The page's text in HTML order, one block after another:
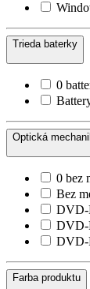
Trieda baterky
0
Optická
0 bez
Bez
DVD-
DVD-
Farba produktu